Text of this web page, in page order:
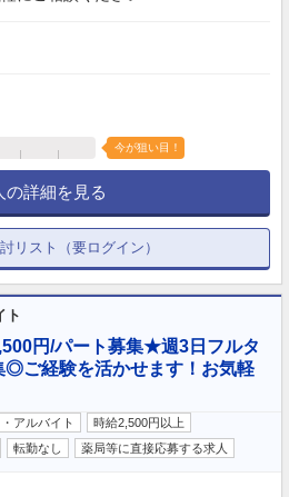
今が狙い目！
の詳細を見る
リスト（要ログイン）
ト
円/パート募集★週3日フルタ
◎ご経験を活かせます！お気軽
アルバイト
時給2,500円以上
転勤なし 薬局等に直接応募する求人